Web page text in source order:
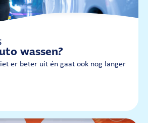
wassen?
er beter uit én gaat ook nog langer